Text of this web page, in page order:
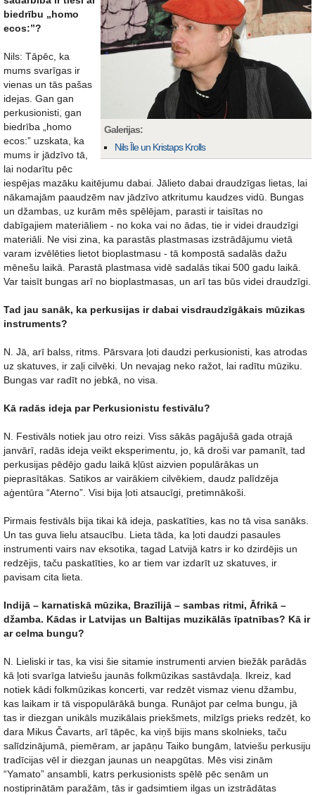
Galerijas:
Nils Īle un Kristaps Krolls
biedrību „homo
ecos:”?
Nils: Tāpēc, ka
mums svarīgas ir
vienas un tās pašas
idejas. Gan gan
perkusionisti, gan
biedrība „homo
ecos:” uzskata, ka
mums ir jādzīvo tā,
lai nodarītu pēc
iespējas mazāku kaitējumu dabai. Jālieto dabai draudzīgas lietas, lai
nākamajām paaudzēm nav jādzīvo atkritumu kaudzes vidū. Bungas
un džambas, uz kurām mēs spēlējam, parasti ir taisītas no
dabīgajiem materiāliem - no koka vai no ādas, tie ir videi draudzīgi
materiāli. Ne visi zina, ka parastās plastmasas izstrādājumu vietā
varam izvēlēties lietot bioplastmasu - tā kompostā sadalās dažu
mēnešu laikā. Parastā plastmasa vidē sadalās tikai 500 gadu laikā.
Var taisīt bungas arī no bioplastmasas, un arī tas būs videi draudzīgi.
Tad jau sanāk, ka perkusijas ir dabai visdraudzīgākais mūzikas
instruments?
N. Jā, arī balss, ritms. Pārsvara ļoti daudzi perkusionisti, kas atrodas
uz skatuves, ir zaļi cilvēki. Un nevajag neko ražot, lai radītu mūziku.
Bungas var radīt no jebkā, no visa.
Kā radās ideja par Perkusionistu festivālu?
N. Festivāls notiek jau otro reizi. Viss sākās pagājušā gada otrajā
janvārī, radās ideja veikt eksperimentu, jo, kā droši var pamanīt, tad
perkusijas pēdējo gadu laikā kļūst aizvien populārākas un
pieprasītākas. Satikos ar vairākiem cilvēkiem, daudz palīdzēja
aģentūra “Aterno”. Visi bija ļoti atsaucīgi, pretimnākoši.
Pirmais festivāls bija tikai kā ideja, paskatīties, kas no tā visa sanāks.
Un tas guva lielu atsaucību. Lieta tāda, ka ļoti daudzi pasaules
instrumenti vairs nav eksotika, tagad Latvijā katrs ir ko dzirdējis un
redzējis, taču paskatīties, ko ar tiem var izdarīt uz skatuves, ir
pavisam cita lieta.
Indijā – karnatiskā mūzika, Brazīlijā – sambas ritmi, Āfrikā –
džamba. Kādas ir Latvijas un Baltijas muzikālās īpatnības? Kā ir
ar celma bungu?
N. Lieliski ir tas, ka visi šie sitamie instrumenti arvien biežāk parādās
kā ļoti svarīga latviešu jaunās folkmūzikas sastāvdaļa. Ikreiz, kad
notiek kādi folkmūzikas koncerti, var redzēt vismaz vienu džambu,
kas laikam ir tā vispopulārākā bunga. Runājot par celma bungu, jā
tas ir diezgan unikāls muzikālais priekšmets, milzīgs prieks redzēt, ko
dara Mikus Čavarts, arī tāpēc, ka viņš bijis mans skolnieks, taču
salīdzinājumā, piemēram, ar japāņu Taiko bungām, latviešu perkusiju
tradīcijas vēl ir diezgan jaunas un neapgūtas. Mēs visi zinām
“Yamato” ansambli, katrs perkusionists spēlē pēc senām un
nostiprinātām paražām, tās ir gadsimtiem ilgas un izstrādātas